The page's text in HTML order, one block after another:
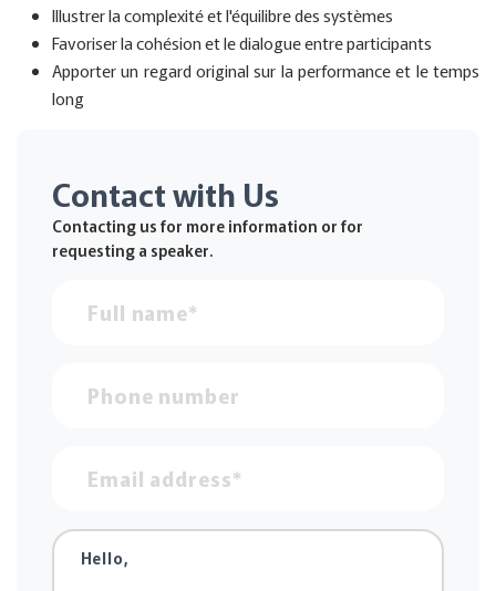
Illustrer la complexité et l'équilibre des systèmes
Favoriser la cohésion et le dialogue entre participants
Apporter un regard original sur la performance et le temps
long
Contact with Us
Contacting us for more information or for
requesting a speaker.